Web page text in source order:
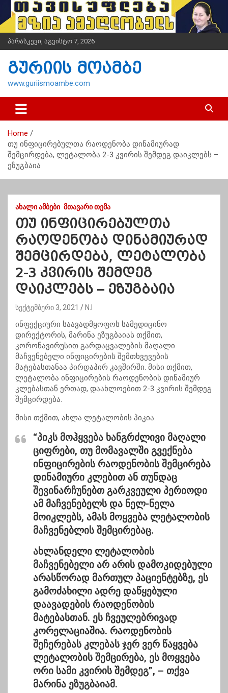
i
t
n
პარასკევი, აგვისტო 7, 2026
გურიის მოამბე
www.guriismoambe.com
Home
თუ ინფიცირებულთა რაოდენობა დინამიურად
შემცირდება, ლეტალობა 2-3 კვირის შემდეგ დაიკლებს –
ეზუგბაია
ᲐᲮᲐᲚᲘ ᲐᲛᲑᲔᲑᲘ ᲛᲗᲐᲕᲐᲠᲘ ᲗᲔᲛᲐ
თუ ინფიცირებულთა
რაოდენობა დინამიურად
შემცირდება, ლეტალობა
2-3 კვირის შემდეგ
დაიკლებს – ეზუგბაია
სექტემბერი 3, 2021 N.I
ინფექციური საავადმყოფოს სამედიცინო
დირექტორის, მარინა ეზუგბაიას თქმით,
კორონავირუსით გარდაცვალების მაღალი
მაჩვენებელი ინფიცირების შემთხვევების
მატებასთანაა პირდაპირ კავშირში. მისი თქმით,
ლეტალობა ინფიცირების რაოდენობის დინამიურ
კლებასთან ერთად, დაახლოებით 2-3 კვირის შემდეგ
შემცირდება.
მისი თქმით, ახლა ლეტალობის პიკია.
“პიკს მოჰყვება ხანგრძლივი მაღალი
ციფრები, თუ მომავალში გვექნება
ინფიცირების რაოდენობის შემცირება
დინამიური კლებით ან თუნდაც
შევინარჩუნებთ გარკვეული პერიოდი
ამ მაჩვენებელს და ნელ-ნელა
მოიკლებს, ამას მოყვება ლეტალობის
მაჩვენებლის შემცირებაც.
ახლანდელი ლეტალობის
მაჩვენებელი არ არის დამოკიდებული
არასწორად მართულ პაციენტებზე, ეს
გამოძახილი ადრე დაწყებული
დაავადების რაოდენობის
მატებასთან. ეს ჩვეულებრივად
კორელაციაშია. რაოდენობის
შეჩერებას კლებას ჯერ ვერ წაყვება
ლეტალობის შემცირება, ეს მოყვება
ორი სამი კვირის შემდეგ”, – თქვა
მარინა ეზუგბაიამ.